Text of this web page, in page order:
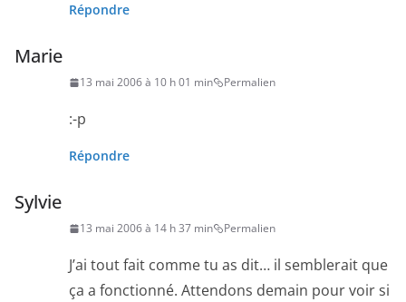
Répondre
Marie
13 mai 2006 à 10 h 01 min Permalien
:-p
Répondre
Sylvie
13 mai 2006 à 14 h 37 min Permalien
J’ai tout fait comme tu as dit… il semblerait que
ça a fonctionné. Attendons demain pour voir si